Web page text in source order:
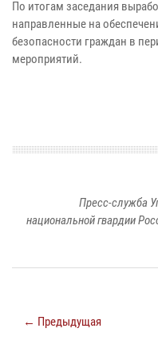
По итогам заседания
направленные на
безопасности граждан в
мероприятий.
Пресс-служба
национальной гвардии
← Предыдущая